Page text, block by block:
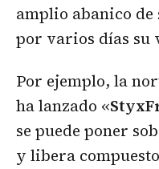
amplio abanico
por varios días su
Por ejemplo, la
ha lanzado «
se puede poner
y libera